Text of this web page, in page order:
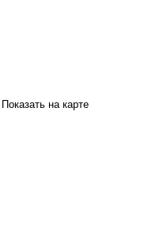
Показать на карте